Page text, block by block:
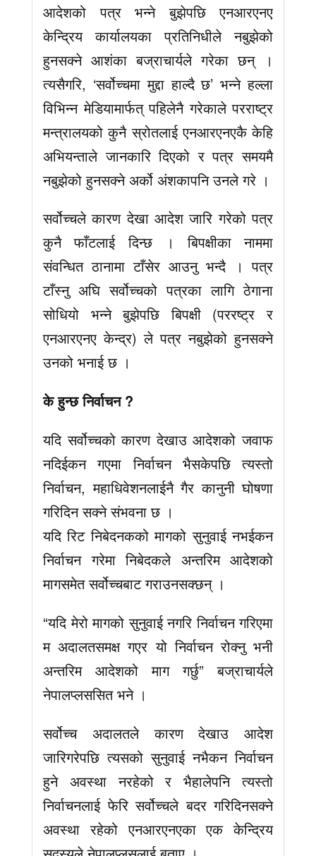
आदेशको पत्र भन्ने बुझेपछि एनआरएनए
केन्द्रिय कार्यालयका प्रतिनिधीले नबुझेको
हुनसक्ने आशंका बज्राचार्यले गरेका छन् ।
त्यसैगरि, ‘सर्वोच्चमा मुद्दा हाल्दै छ’ भन्ने हल्ला
विभिन्न मेडियामार्फत् पहिलेनै गरेकाले परराष्ट्र
मन्त्रालयको कुनै स्रोतलाई एनआरएनएकै केहि
अभियन्ताले जानकारि दिएको र पत्र समयमै
नबुझेको हुनसक्ने अर्को अंशकापनि उनले गरे ।
सर्वोच्चले कारण देखा आदेश जारि गरेको पत्र
कुनै फाँटलाई दिन्छ । बिपक्षीका नाममा
संवन्धित ठानामा टाँसेर आउनु भन्दै । पत्र
टाँस्नु अघि सर्वोच्चको पत्रका लागि ठेगाना
सोधियो भन्ने बुझेपछि बिपक्षी (पररष्ट्र र
एनआरएनए केन्द्र) ले पत्र नबुझेको हुनसक्ने
उनको भनाई छ ।
के हुन्छ निर्वाचन ?
यदि सर्वोच्चको कारण देखाउ आदेशको जवाफ
नदिईकन गएमा निर्वाचन भैसकेपछि त्यस्तो
निर्वाचन, महाधिवेशनलाईनै गैर कानुनी घोषणा
गरिदिन सक्ने संभवना छ ।
यदि रिट निबेदनकको मागको सुनुवाई नभईकन
निर्वाचन गरेमा निबेदकले अन्तरिम आदेशको
मागसमेत सर्वोच्चबाट गराउनसक्छन् ।
“यदि मेरो मागको सुनुवाई नगरि निर्वाचन गरिएमा
म अदालतसमक्ष गएर यो निर्वाचन रोक्नु भनी
अन्तरिम आदेशको माग गर्छु” बज्राचार्यले
नेपालप्लससित भने ।
सर्वोच्च अदालतले कारण देखाउ आदेश
जारिगरेपछि त्यसको सुनुवाई नभैकन निर्वाचन
हुने अवस्था नरहेको र भैहालेपनि त्यस्तो
निर्वाचनलाई फेरि सर्वोच्चले बदर गरिदिनसक्ने
अवस्था रहेको एनआरएनएका एक केन्द्रिय